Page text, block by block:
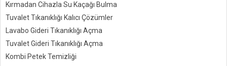
Kırmadan Cihazla Su Kaçağı Bulma
Tuvalet Tıkanıklığı Kalıcı Çözümler
Lavabo Gideri Tıkanıklığı Açma
Tuvalet Gideri Tıkanıklığı Açma
Kombi Petek Temizliği